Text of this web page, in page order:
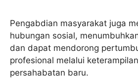
Pengabdian masyarakat juga
hubungan sosial,
dan dapat mendorong
profesional melalui
persahabatan baru.